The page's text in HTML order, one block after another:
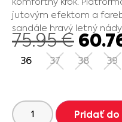
jutovým efektom a
sandále hravý letný
75.95€
36 37 38 39
Pridať do